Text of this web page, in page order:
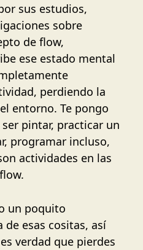
sus estudios,
sobre
de flow,
ese estado mental
perdiendo la
entorno. Te pongo
pintar, practicar un
programar incluso,
actividades en las
un poquito
esas cositas, así
verdad que pierdes